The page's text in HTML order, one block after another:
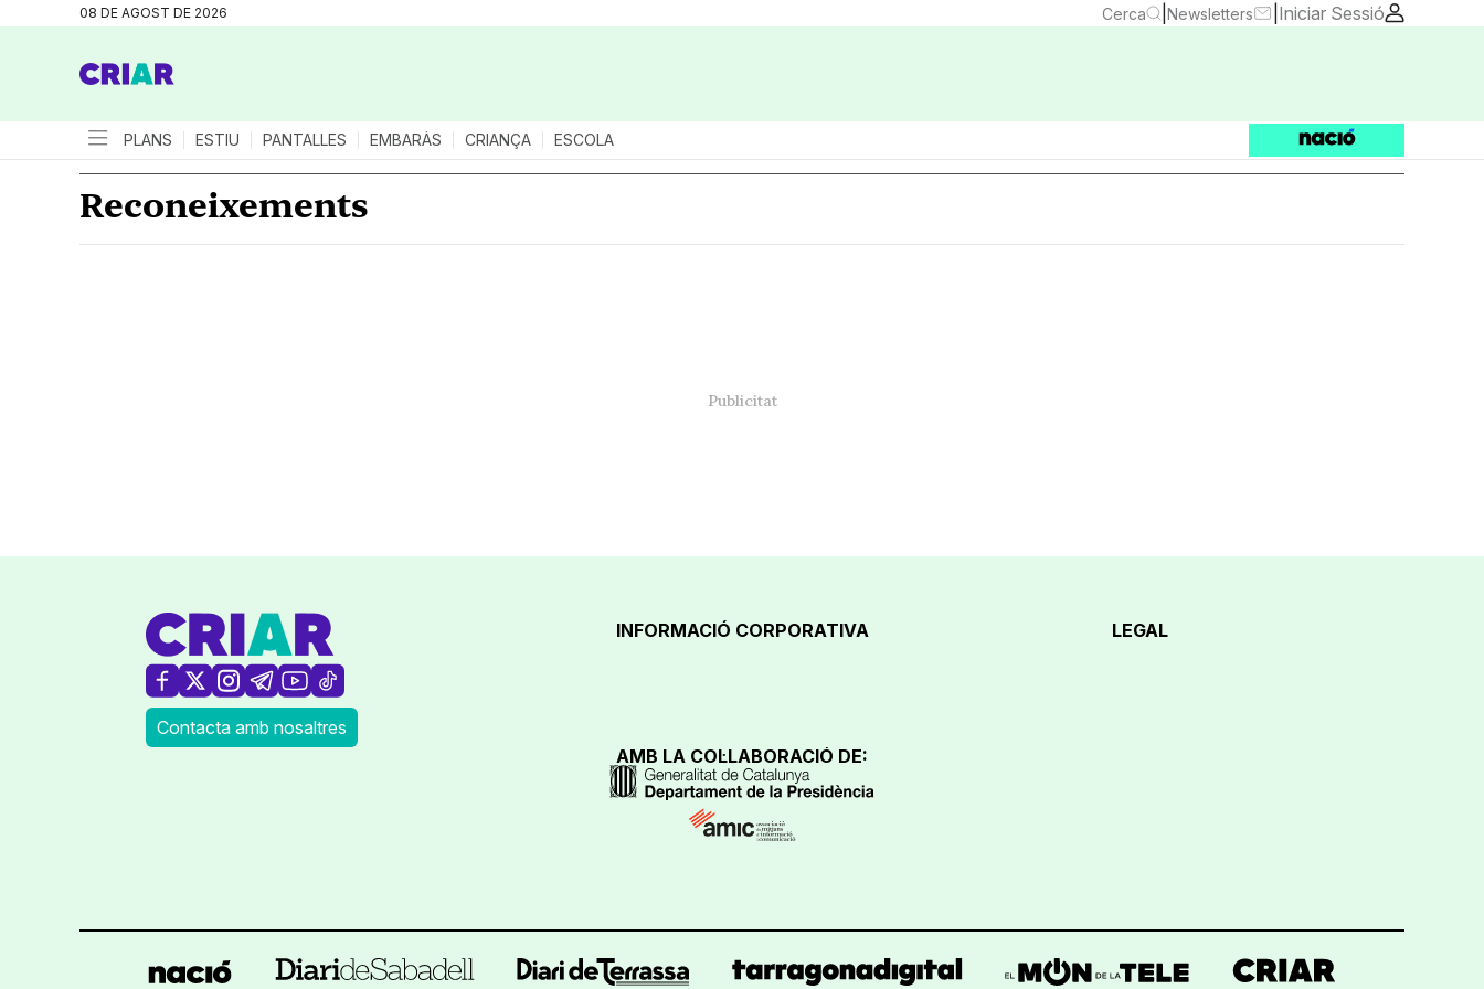
08 DE AGOST DE 2026 Cerca Newsletters Iniciar Sessió
PLANS ESTIU PANTALLES EMBARÀS CRIANÇA ESCOLA
Reconeixements
Contacta amb nosaltres
INFORMACIÓ CORPORATIVA LEGAL
AMB LA COL·LABORACIÓ DE: